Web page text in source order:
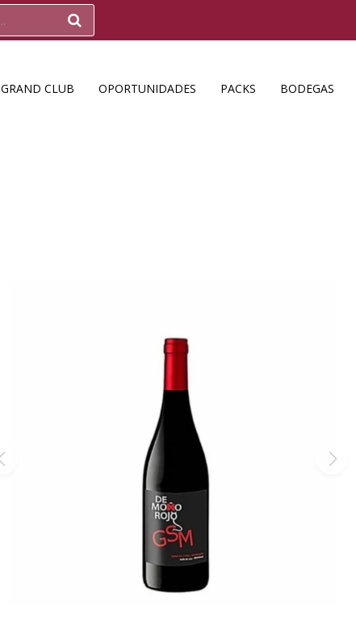
GRAND CLUB OPORTUNIDADES PACKS BODEGAS